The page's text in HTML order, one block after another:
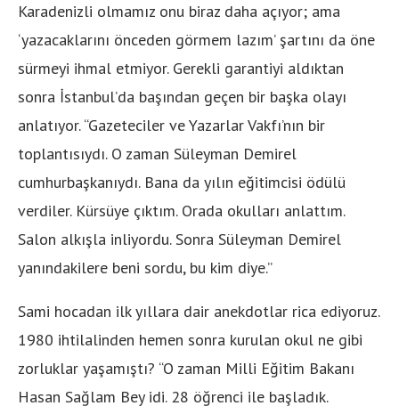
Karadenizli olmamız onu biraz daha açıyor; ama
‘yazacaklarını önceden görmem lazım’ şartını da öne
sürmeyi ihmal etmiyor. Gerekli garantiyi aldıktan
sonra İstanbul’da başından geçen bir başka olayı
anlatıyor. “Gazeteciler ve Yazarlar Vakfı’nın bir
toplantısıydı. O zaman Süleyman Demirel
cumhurbaşkanıydı. Bana da yılın eğitimcisi ödülü
verdiler. Kürsüye çıktım. Orada okulları anlattım.
Salon alkışla inliyordu. Sonra Süleyman Demirel
yanındakilere beni sordu, bu kim diye.”
Sami hocadan ilk yıllara dair anekdotlar rica ediyoruz.
1980 ihtilalinden hemen sonra kurulan okul ne gibi
zorluklar yaşamıştı? “O zaman Milli Eğitim Bakanı
Hasan Sağlam Bey idi. 28 öğrenci ile başladık.